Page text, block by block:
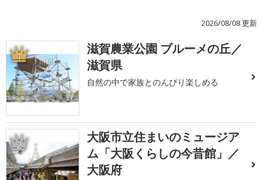
2026/08/08 更新
1
滋賀農業公園 ブルーメの丘／
滋賀県
自然の中で家族とのんびり楽しめる
2
大阪市立住まいのミュージア
ム「大阪くらしの今昔館」／
大阪府